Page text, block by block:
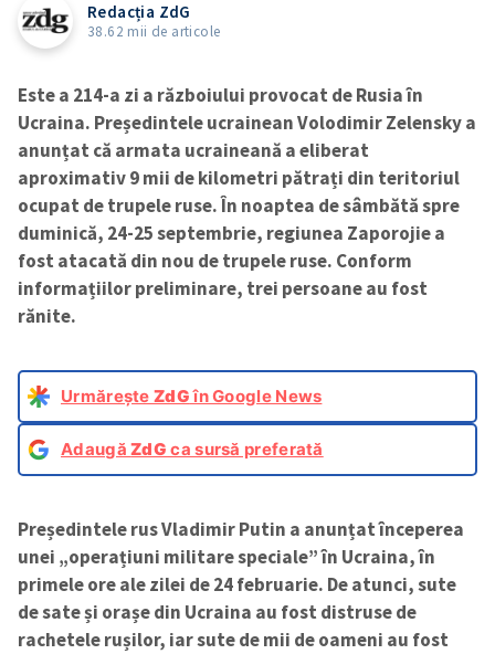
Redacția ZdG
38.62 mii de articole
Este a 214-a zi a războiului provocat de Rusia în
Ucraina. Președintele ucrainean Volodimir Zelensky a
anunțat că armata ucraineană a eliberat
aproximativ 9 mii de kilometri pătrați din teritoriul
ocupat de trupele ruse. În noaptea de sâmbătă spre
duminică, 24-25 septembrie, regiunea Zaporojie a
fost atacată din nou de trupele ruse. Conform
informațiilor preliminare, trei persoane au fost
rănite.
Urmărește ZdGîn Google News
AdaugăZdG ca sursă preferată
Președintele rus Vladimir Putin a anunțat începerea
unei „operațiuni militare speciale” în Ucraina, în
primele ore ale zilei de 24 februarie. De atunci, sute
de sate și orașe din Ucraina au fost distruse de
rachetele rușilor, iar sute de mii de oameni au fost